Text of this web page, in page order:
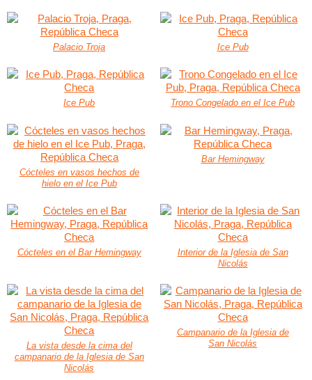
Palacio Troja Ice Pub
Ice Pub Trono Congelado en el Ice Pub
Cócteles en vasos hechos de
hielo en el Ice Pub
Bar Hemingway
Cócteles en el Bar Hemingway
Interior de la Iglesia de San
Nicolás
La vista desde la cima del
campanario de la Iglesia de San
Nicolás
Campanario de la Iglesia de
San Nicolás